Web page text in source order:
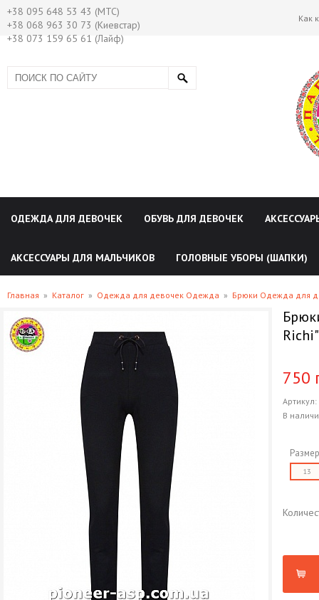
+38 095 648 53 43 (МТС)
+38 068 963 30 73 (Киевстар)
+38 073 159 65 61 (Лайф)
Как
ОДЕЖДА ДЛЯ ДЕВОЧЕК ОБУВЬ ДЛЯ ДЕВОЧЕК
АКСЕССУАРЫ ДЛЯ МАЛЬЧИКОВ ГОЛОВНЫЕ УБОРЫ (ШАПКИ)
Главная » Каталог » Одежда для девочек Одежда » Брюки Одежда для
750
Артикул:
В
13